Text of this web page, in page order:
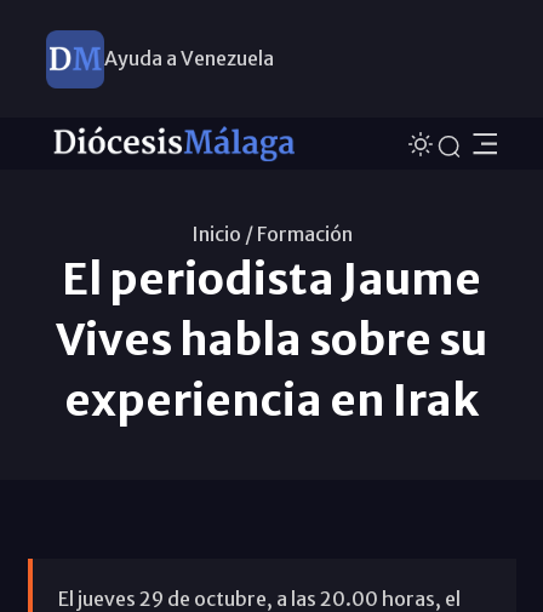
Ayuda a Venezuela
Inicio / Formación
El periodista Jaume
Vives habla sobre su
experiencia en Irak
El jueves 29 de octubre, a las 20.00 horas, el